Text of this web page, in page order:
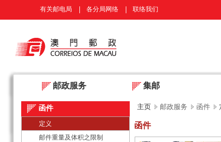
有关邮电局 各分局网络 联络我们
邮政服务 集邮
函件
定义
邮件重量及体积之限制
主页 邮政服务 函件
函件